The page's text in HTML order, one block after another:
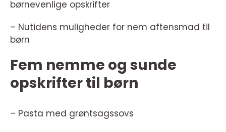
børnevenlige opskrifter
– Nutidens muligheder for nem aftensmad til
børn
Fem nemme og sunde
opskrifter til børn
– Pasta med grøntsagssovs